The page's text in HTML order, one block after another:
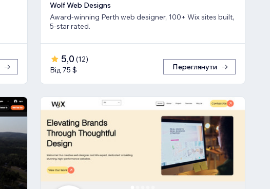
Wolf Web Designs
Award-winning Perth web designer, 100+ Wix sites built,
5-star rated.
5,0 (12)
Від 75 $
Переглянути